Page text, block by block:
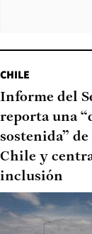
CHILE
Informe del
reporta una
sostenida”
Chile y
inclusión